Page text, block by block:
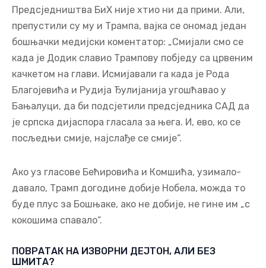
Предсједништва БиХ није хтио ни да прими. Али,
препустили су му и Трампа, вајка се ономад један
бошњачки медијски коментатор: „Смијали смо се
када је Додик славио Трампову побједу са црвеним
качкетом на глави. Исмијавали га када је Рода
Благојевића и Рудија Ђулијанија угошћавао у
Бањалуци, да би подсјетили предсједника САД да
је српска дијаспора гласала за њега. И, ево, ко се
посљедњи смије, најслађе се смије“.
Ако уз гласове Бећировића и Комшића, узимало-
давало, Трамп догодине добије Нобела, можда то
буде плус за Бошњаке, ако не добије, не гине им „с
кокошима спавало“.
ПОВРАТАК НА ИЗВОРНИ ДЕЈТОН, АЛИ БЕЗ
ШМИТА?